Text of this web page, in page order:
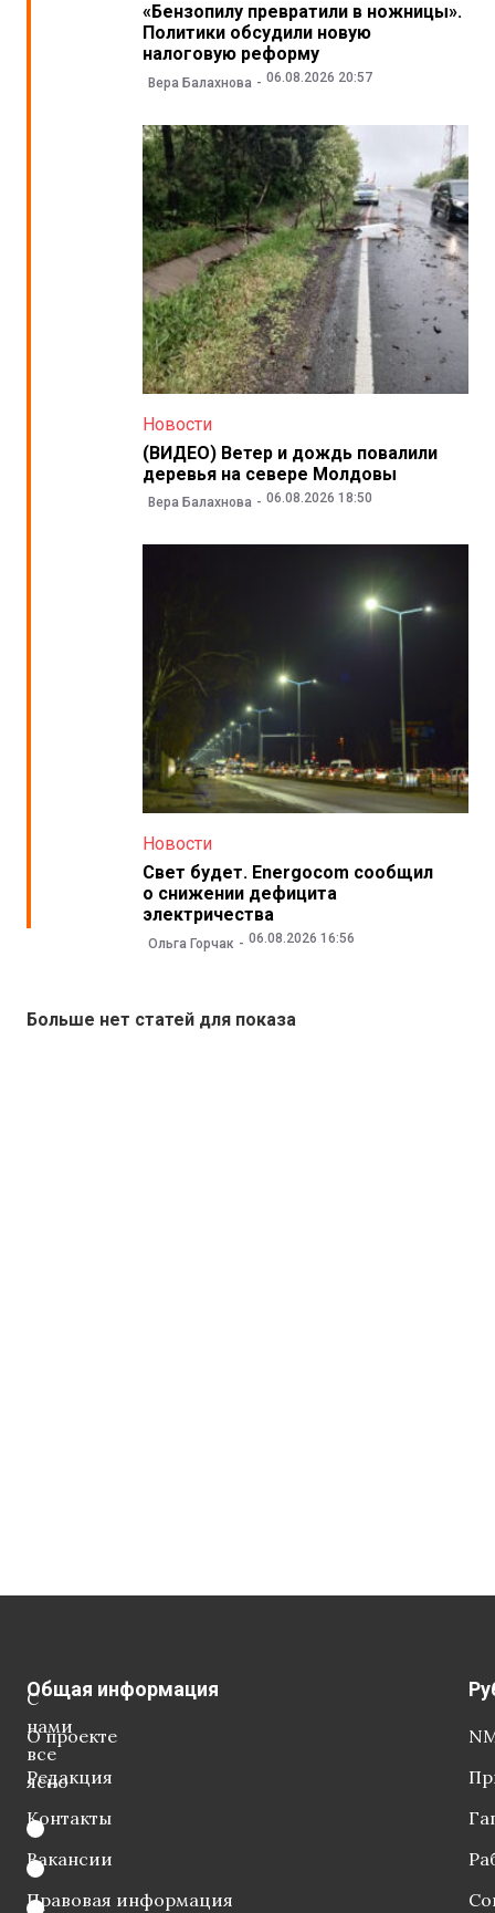
«Бензопилу превратили в ножницы».
Политики обсудили новую
налоговую реформу
Вера Балахнова 06.08.2026 20:57
Новости
(ВИДЕО) Ветер и дождь повалили
деревья на севере Молдовы
Вера Балахнова 06.08.2026 18:50
Новости
Свет будет. Energocom сообщил
о снижении дефицита
электричества
Ольга Горчак 06.08.2026 16:56
Больше нет статей для показа
С
нами
все
ясно
Общая информация
О проекте
Редакция
Контакты
Вакансии
Правовая информация